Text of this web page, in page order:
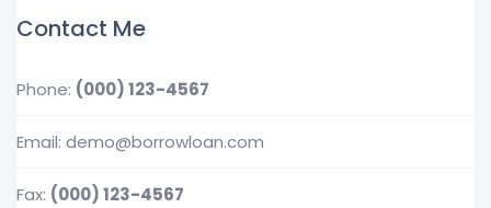
Contact Me
Phone: (000) 123-4567
Email: demo@borrowloan.com
Fax: (000) 123-4567